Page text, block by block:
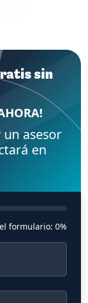
sin
asesor
en
formulario: 0%